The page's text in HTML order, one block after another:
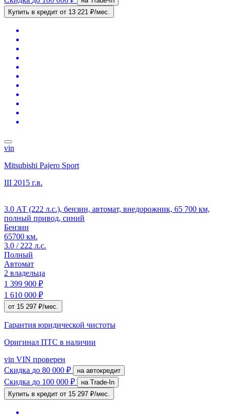
Купить в кредит от 13 221 ₽/мес.
vin
Mitsubishi Pajero Sport
III 2015 г.в.
3.0 АТ (222 л.с.), бензин, автомат, внедорожник, 65 700 км,
полный привод, синий
Бензин
65700 км.
3.0 / 222 л.с.
Полный
Автомат
2 владельца
1 399 900 ₽
1 610 000 ₽
от 15 297 ₽/мес.
Гарантия юридической чистоты
Оригинал ПТС в наличии
vin VIN проверен
Скидка до 80 000 ₽ на автокредит
Скидка до 100 000 ₽
на Trade-In
Купить в кредит от 15 297 ₽/мес.